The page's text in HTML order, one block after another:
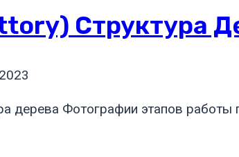
Структура
дерева Фотографии этапов работы